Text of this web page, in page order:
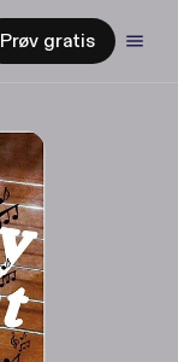
Prøv gratis